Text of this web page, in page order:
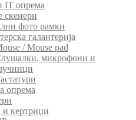
IT опрема
скенери
фото рамки
галантерија
/ Mouse pad
микрофони и
опрема
и кертриџи